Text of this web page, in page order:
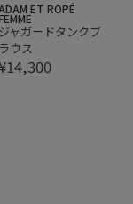
ADAM ET ROPÉ
ジャガードタンクブ
ラウス
¥14,300